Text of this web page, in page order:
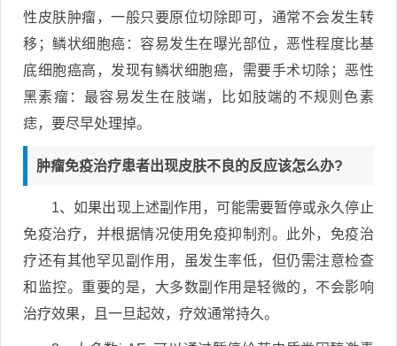
性皮肤肿瘤，一般只要原位切除即可，通常不会发生转
移；鳞状细胞癌：容易发生在曝光部位，恶性程度比基
底细胞癌高，发现有鳞状细胞癌，需要手术切除；恶性
黑素瘤：最容易发生在肢端，比如肢端的不规则色素
痣，要尽早处理掉。
肿瘤免疫治疗患者出现皮肤不良的反应该怎么办?
1、如果出现上述副作用，可能需要暂停或永久停止
免疫治疗，并根据情况使用免疫抑制剂。此外，免疫治
疗还有其他罕见副作用，虽发生率低，但仍需注意检查
和监控。重要的是，大多数副作用是轻微的，不会影响
治疗效果，且一旦起效，疗效通常持久。